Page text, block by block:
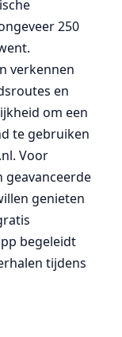
250
verkennen
en
om een
te gebruiken
Voor
geavanceerde
genieten
begeleidt
tijdens